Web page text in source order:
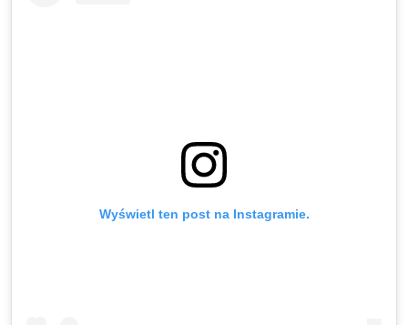
Wyświetl ten post na Instagramie.